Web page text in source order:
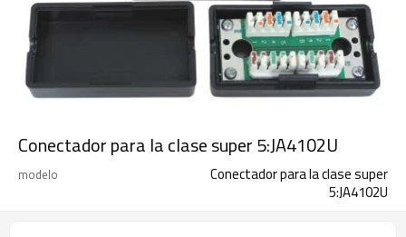
Conectador para la clase super 5:JA4102U
modelo
Conectador para la clase super
5:JA4102U